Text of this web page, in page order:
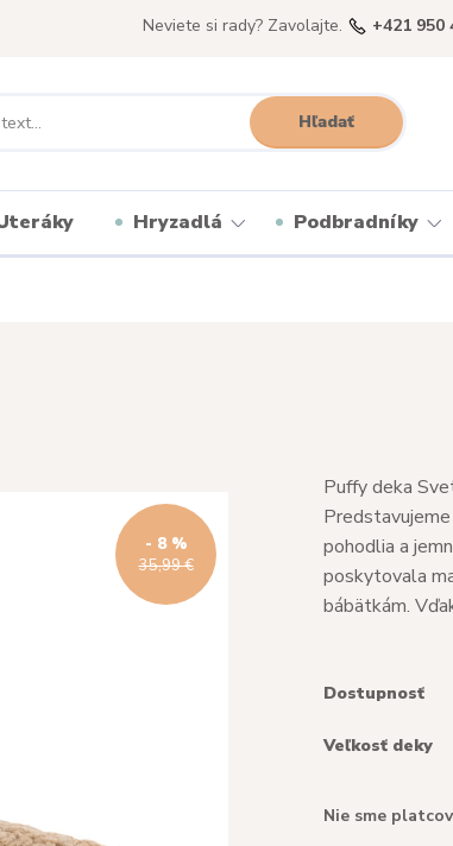
Hľadať
Neviete si rady? Zavolajte. +421 950
Hryzadlá Podbradníky
35,99 €
- 8 %
Puffy deka
pohodlia a
poskytovala
bábätkám.
Dostupnosť
Veľkosť deky
Nie sme